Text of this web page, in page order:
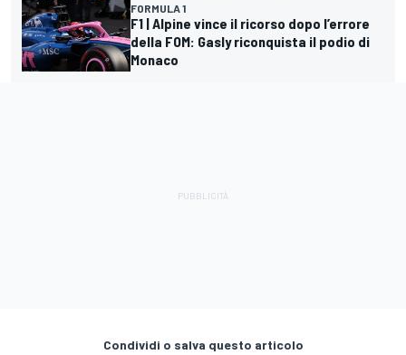
FORMULA 1
F1 | Alpine vince il ricorso dopo l’errore
della FOM: Gasly riconquista il podio di
Monaco
Condividi o salva questo articolo